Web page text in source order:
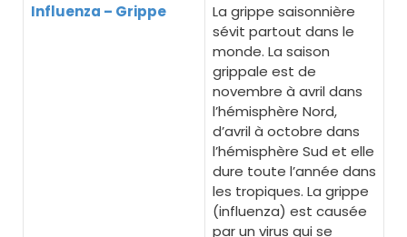
Influenza – Grippe
La grippe saisonnière
sévit partout dans le
monde. La saison
grippale est de
novembre à avril dans
l’hémisphère Nord,
d’avril à octobre dans
l’hémisphère Sud et elle
dure toute l’année dans
les tropiques. La grippe
(influenza) est causée
par un virus qui se